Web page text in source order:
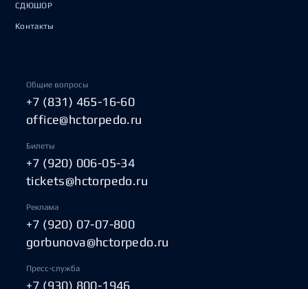
СДЮШОР
Контакты
Общие вопросы
+7 (831) 465-16-60
office@hctorpedo.ru
Билеты
+7 (920) 006-05-34
tickets@hctorpedo.ru
Реклама
+7 (920) 07-07-800
gorbunova@hctorpedo.ru
Пресс-служба
+7 (930) 800-1946